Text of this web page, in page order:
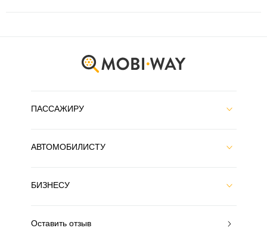
ПАССАЖИРУ
АВТОМОБИЛИСТУ
БИЗНЕСУ
Оставить отзыв